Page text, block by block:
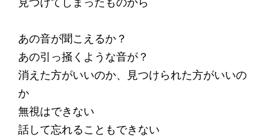
あの音が聞こえるか？
あの引っ掻くような音が？
消えた方がいいのか、見つけられた方がいいの
か
無視はできない
話して忘れることもできない